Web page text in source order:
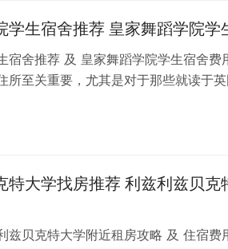
学生宿舍推荐 皇家舞蹈学院学
宿舍推荐 及 皇家舞蹈学院学生宿舍费
所至关重要，尤其是对于那些就读于
特大学找房推荐 利兹利兹贝克
兹贝克特大学附近租房攻略 及 住宿费